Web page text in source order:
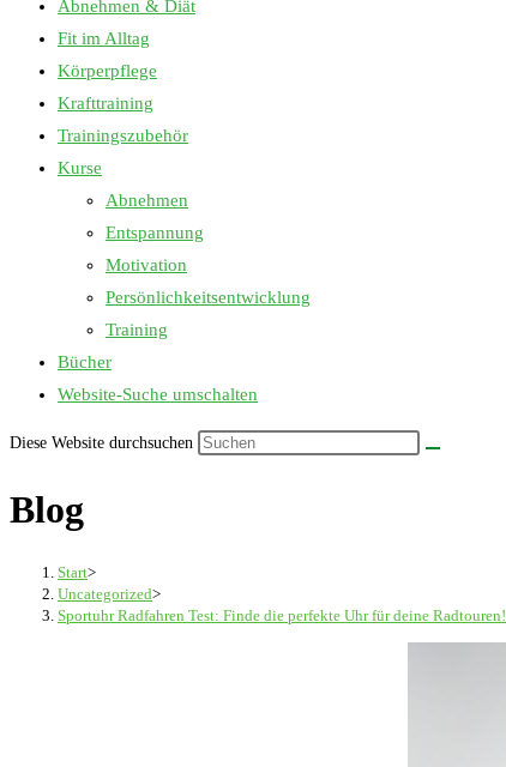
Abnehmen & Diät
Fit im Alltag
Körperpflege
Krafttraining
Trainingszubehör
Kurse
Abnehmen
Entspannung
Motivation
Persönlichkeitsentwicklung
Training
Bücher
Website-Suche umschalten
Diese Website durchsuchen
Blog
Start>
Uncategorized>
Sportuhr Radfahren Test: Finde die perfekte Uhr für deine Radtouren!